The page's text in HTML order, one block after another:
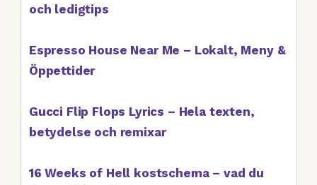
och ledigtips
Espresso House Near Me – Lokalt, Meny &
Öppettider
Gucci Flip Flops Lyrics – Hela texten,
betydelse och remixar
16 Weeks of Hell kostschema – vad du